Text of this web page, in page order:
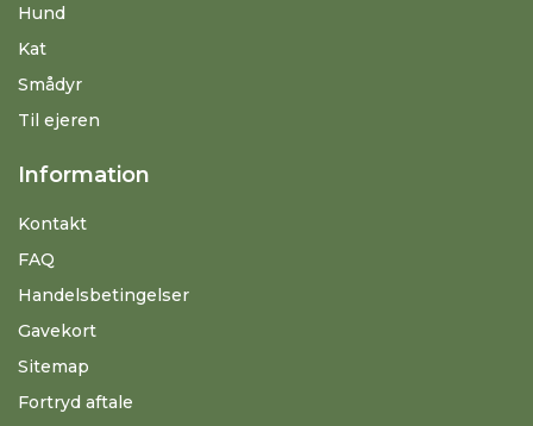
Hund
Kat
Smådyr
Til ejeren
Information
Kontakt
FAQ
Handelsbetingelser
Gavekort
Sitemap
Fortryd aftale